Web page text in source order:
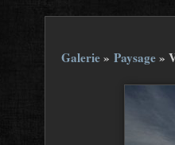
Galerie» Paysage»